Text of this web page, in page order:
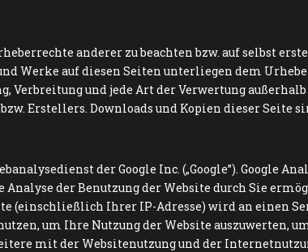
anderer zu beachten bzw. auf selbst
Werke auf diesen Seiten unterliegen dem
und jede Art der Verwertung
Erstellers. Downloads und Kopien dieser Seite
der Google Inc. („Google”). Google
der Benutzung der Website durch Sie
(einschließlich Ihrer IP-Adresse) wird an einen
um Ihre Nutzung der Website auszuwerten,
mit der Websitenutzung und der